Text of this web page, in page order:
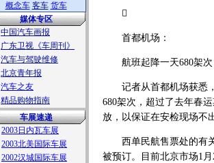
概念车 客车 货车
媒体专区
中国汽车画报
广东卫视《车周刊》
汽车与驾驶维修
北京青年报
汽车之友
精品购物指南
车展速递
2003日内瓦车展
2003北美国际车展
2002汉城国际车展

首都机场：
航班起降一天680架次
记者从首都机场获悉，
680架次，超过了去年春
放，以保证在安检现场不
西单民航售票处的有关
被预订。目前北京市场1